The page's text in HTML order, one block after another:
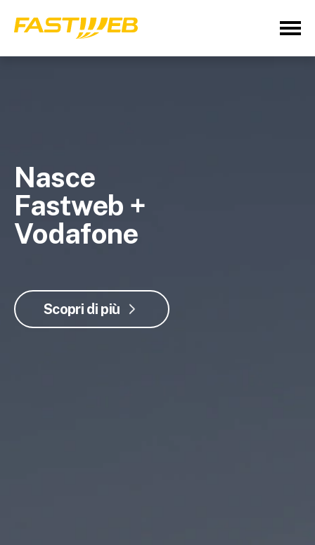
Nasce
Fastweb +
Vodafone
Scopri di più